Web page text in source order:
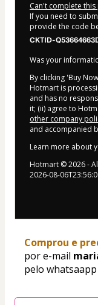
Can't complete this
If you need to
provide the code
CKTID-
Was your
By clicking 'Buy
Hotmart is
and has no
it; (ii) agree to
other company
and accompanied
Learn more about
Hotmart ©2026-
2026-08-
Comprou e
por e-mail
pelo whatsaapp